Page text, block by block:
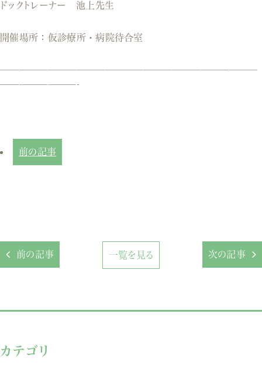
ドックトレーナー 池上先生
開催場所：仮診療所・病院待合室
———————————————————————————
————————-
前の記事
前の記事 一覧を見る 次の記事
カテゴリ